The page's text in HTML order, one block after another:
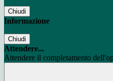
Chiudi
Informazione
Chiudi
Attendere...
Attendere il completamento